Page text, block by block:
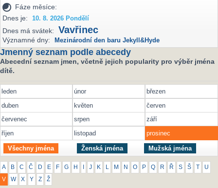
Fáze měsíce:
Dnes je:
10. 8. 2026 Pondělí
Dnes má svátek: Vavřinec
Významné dny: Mezinárodní den baru Jekyll&Hyde
Jmenný seznam podle abecedy
Abecední seznam jmen, včetně jejich popularity pro výběr jména
dítě.
leden únor
březen
duben
květen
červen
červenec
srpen
září
říjen
listopad prosinec
Všechny jména Ženská jména Mužská jména
A B C Č D E F G H J K M N O P Q R Ř S Š U
V W X Y Z Ž